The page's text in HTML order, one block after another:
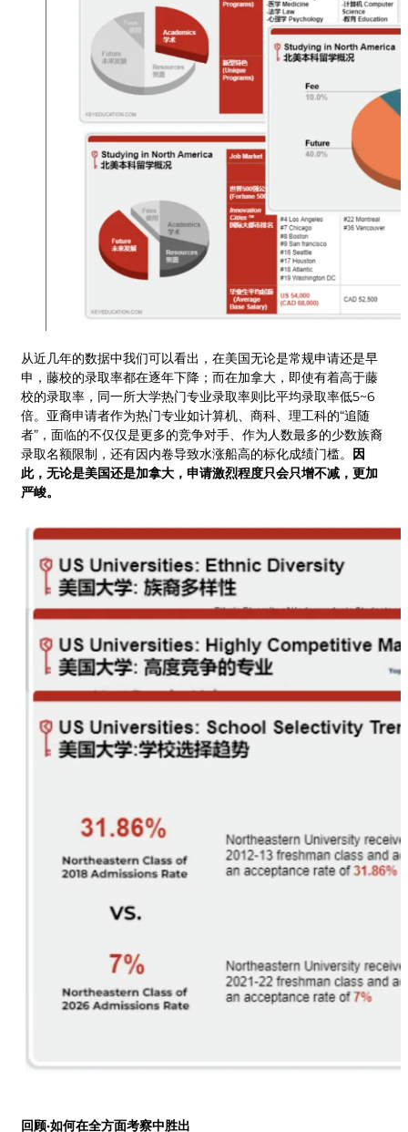
从近几年的数据中我们可以看出，在美国无论是常规申请还是早
申，藤校的录取率都在逐年下降；而在加拿大，即使有着高于藤
校的录取率，同一所大学热门专业录取率则比平均录取率低5~6
倍。亚裔申请者作为热门专业如计算机、商科、理工科的“追随
者”，面临的不仅仅是更多的竞争对手、作为人数最多的少数族裔
录取名额限制，还有因内卷导致水涨船高的标化成绩门槛。 因
此，无论是美国还是加拿大，申请激烈程度只会只增不减，更加
严峻。
回顾·如何在全方面考察中胜出